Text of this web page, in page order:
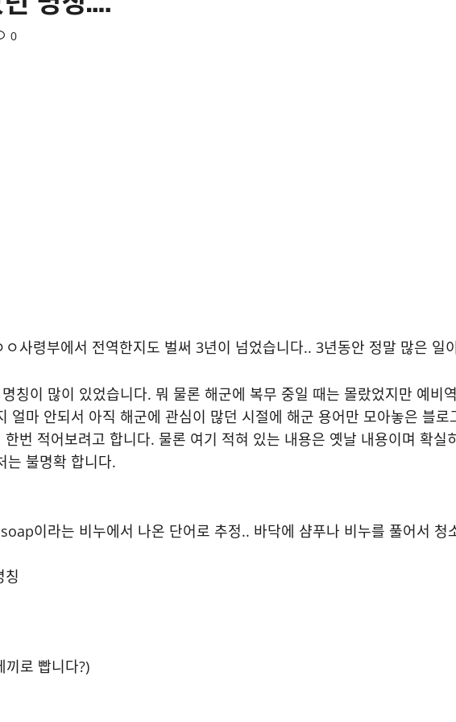
0
사령부에서 전역한지도 벌써 3년이 넘었습니다.. 3년동안 정말 많은 일
칭이 많이 있었습니다. 뭐 물론 해군에 복무 중일 때는 몰랐었지만 예비
얼마 안되서 아직 해군에 관심이 많던 시절에 해군 용어만 모아놓은 블
번 적어보려고 합니다. 물론 여기 적혀 있는 내용은 옛날 내용이며 확
는 불명확 합니다.
이라는 비누에서 나온 단어로 추정.. 바닥에 샴푸나 비누를 풀어서 청
칭
로 빱니다?)